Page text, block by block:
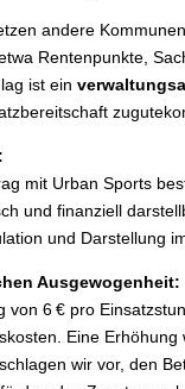
andere
Rentenpunkte,
ist ein
mit Urban Sports
und finanziell
und Darstellung
Ausgewogenheit:
von 6 € pro
Eine
wir vor, den